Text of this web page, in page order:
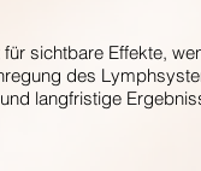
sichtbare Effekte,
des
langfristige